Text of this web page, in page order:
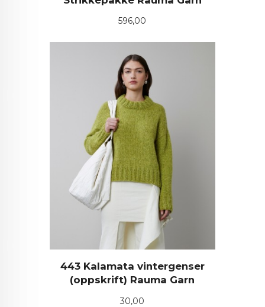
Pris
596,00
443 Kalamata vintergenser
(oppskrift) Rauma Garn
Pris
30,00